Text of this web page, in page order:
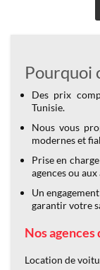
Pourquoi
Des prix
Tunisie.
Nous vous
modernes et
Prise en
agences ou
Un
garantir votre
Nos
Location de